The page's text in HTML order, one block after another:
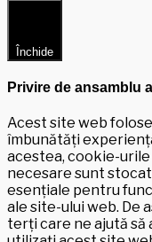
Închide
Privire de ansamblu
Acest site web
îmbunătăți
acestea, cookie-
necesare sunt
esențiale pentru
ale site-ului web. De
terți care ne ajută să